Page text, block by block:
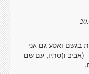
בגשם ואסע גם אני
(אביב ו)סתיו, עם שם